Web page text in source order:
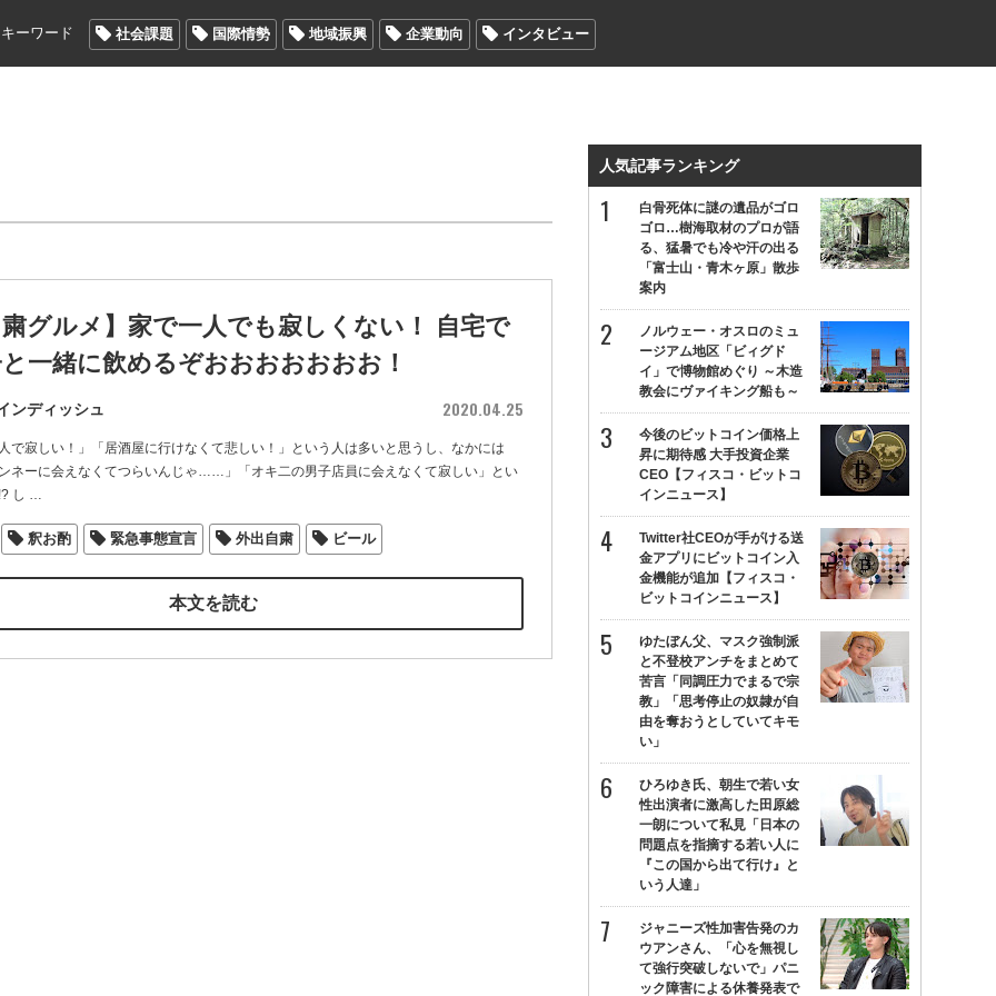
ーワード 社会課題 国際情勢 地域振興 企業動向 インタビュー
グルメ】家で一人でも寂しくない！ 自宅で
一緒に飲めるぞおおおおおおお！
ンディッシュ 2020.04.25
で寂しい！」「居酒屋に行けなくて悲しい！」という人は多いと思うし、なかには
ネーに会えなくてつらいんじゃ……」「オキ二の男子店員に会えなくて寂しい」とい
し …
釈お酌 緊急事態宣言 外出自粛 ビール
本文を読む
人気記事ランキング
白骨死体に謎の遺品がゴロ
ゴロ…樹海取材のプロが語
る、猛暑でも冷や汗の出る
「富士山・青木ヶ原」散歩
案内
ノルウェー・オスロのミュ
ージアム地区「ビィグド
イ」で博物館めぐり ～木造
教会にヴァイキング船も～
今後のビットコイン価格上
昇に期待感 大手投資企業
CEO【フィスコ・ビットコ
インニュース】
Twitter社CEOが手がける送
金アプリにビットコイン入
金機能が追加【フィスコ・
ビットコインニュース】
ゆたぼん父、マスク強制派
と不登校アンチをまとめて
苦言「同調圧力でまるで宗
教」「思考停止の奴隷が自
由を奪おうとしていてキモ
い」
ひろゆき氏、朝生で若い女
性出演者に激高した田原総
一朗について私見「日本の
問題点を指摘する若い人に
『この国から出て行け』と
いう人達」
ジャニーズ性加害告発のカ
ウアンさん、「心を無視し
て強行突破しないで」パニ
ック障害による休養発表で